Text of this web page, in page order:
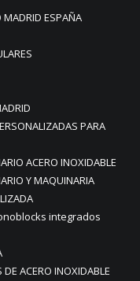
MADRID ESPAÑA
PARA
ACERO INOXIDABLE
Y MAQUINARIA
integrados
ACERO INOXIDABLE